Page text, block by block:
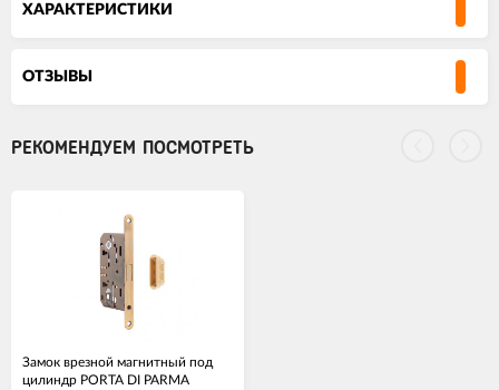
ХАРАКТЕРИСТИКИ
ОТЗЫВЫ
РЕКОМЕНДУЕМ ПОСМОТРЕТЬ
Замок врезной магнитный под
цилиндр PORTA DI PARMA